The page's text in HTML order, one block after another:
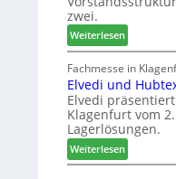
u
s
m
e
s
s
e
a
n
c
h
e
e
r
ö
r
t
zwei.
Weiterlesen:
W
e
i
n
i
g
p
a
Fachmesse in
Elvedi und
Elvedi
Klagenfurt vom
Lagerlösungen.
Weiterlesen:
E